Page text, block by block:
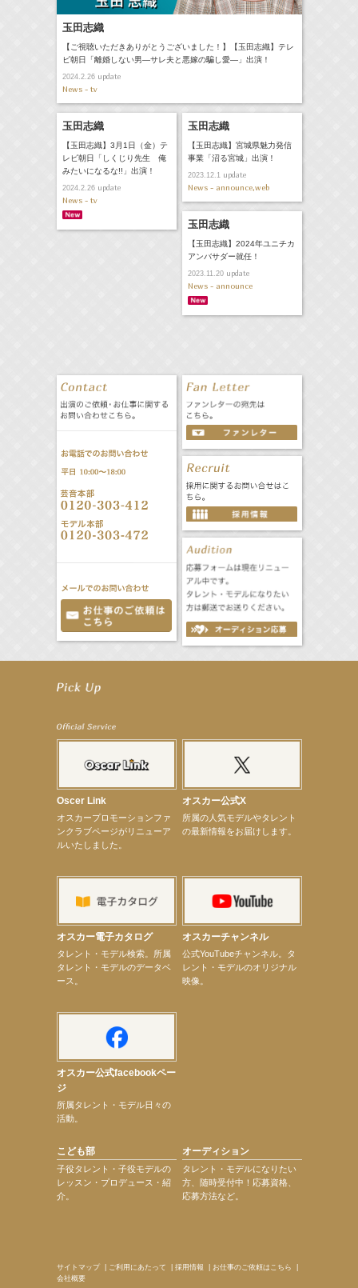
玉田志織
【ご視聴いただきありがとうございました！】【玉田志織】テレ
ビ朝日「離婚しない男―サレ夫と悪嫁の騙し愛―」出演！
2024.2.26update
News - tv
玉田志織
【玉田志織】3月1日（金）テ
レビ朝日「しくじり先生 俺
みたいになるな!!」出演！
2024.2.26update
News - tv
玉田志織
【玉田志織】宮城県魅力発信
事業「沼る宮城」出演！
2023.12.1update
News - announce,web
玉田志織
【玉田志織】2024年ユニチカ
アンバサダー就任！
2023.11.20update
News - announce
【elfin’】7thシングル『全世界』がFMたいはくでO.A.決定♪
【elfin’】7thシングル『全世界』がFM TANABEでO.A.決定♪
【昆虫ハンター牧田習】宝塚市立手塚治虫記念館トークショー＆宝塚文化芸術センター昆虫展示イ
【昆虫ハンター牧田習】8月13日（木）プライムツリー赤池「ふれあい昆虫フェスティバル」トーク
【井頭愛海】『小さなお葬式』TV-CM出演！
【定本楓馬】WEB DIGVII 連載企画『東京23時』に登場！
【髙橋ひかる】7月雑誌掲載情報
【elfin’】7thシングル『全世界』がFMふくろうでパワープレイO.A.決定
【上戸彩】「サントリードリームマッチ2026」 始球式
【elfin’】9月27日（日）「Beauty Voice Theater Reboot Vol.3」開催決定！
【宇垣美里】「マンガ【推しの子】展‐星のキセキ‐」オープニングイベント
【昆虫ハンター牧田習】7月25日（土）NHKラジオ「石丸謙二郎の山カフェ」出演
Oscer Link
オスカープロモーションファ
ンクラブページがリニューア
ルいたしました。
オスカー公式X
所属の人気モデルやタレント
の最新情報をお届けします。
オスカー電子カタログ
タレント・モデル検索。所属
タレント・モデルのデータベ
ース。
オスカーチャンネル
公式YouTubeチャンネル。タ
レント・モデルのオリジナル
映像。
オスカー公式facebookペー
ジ
所属タレント・モデル日々の
活動。
こども部
子役タレント・子役モデルの
レッスン・プロデュース・紹
介。
オーディション
タレント・モデルになりたい
方、随時受付中！応募資格、
応募方法など。
サイトマップ| ご利用にあたって 採用情報 お仕事のご依頼はこちら
会社概要